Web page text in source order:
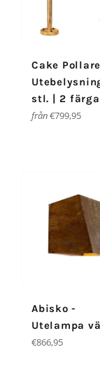
Cake
stl. | 2
från€799,95
Abisko -
Utelampa
Ordinarie
€866,95